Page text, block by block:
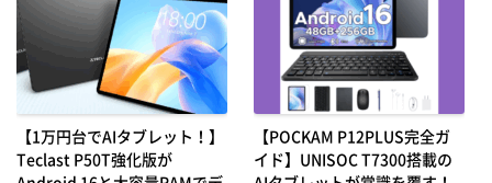
【1万円台でAIタブレット！】
Teclast P50T強化版が
【POCKAM P12PLUS完全ガ
イド】UNISOC T7300搭載の